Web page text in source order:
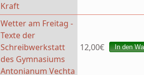
Kraft
Wetter am Freitag -
Texte der
Schreibwerkstatt
des Gymnasiums
Antonianum Vechta
12,00€